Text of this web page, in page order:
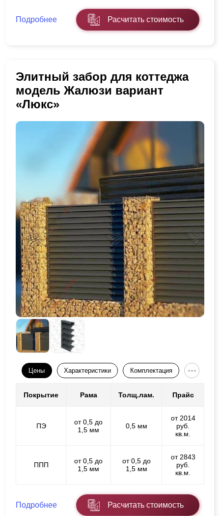
Подробнее Расчитать стоимость
Элитный забор для коттеджа
модель Жалюзи вариант
«Люкс»
Цены Характеристики Комплектация
Покрытие Рама Толщ.лам. Прайс
ПЭ
от 0,5 до
1,5 мм
0,5 мм
от 2014
руб.
кв.м.
ППП
от 0,5 до
1,5 мм
от 0,5 до
1,5 мм
от 2843
руб.
кв.м.
Подробнее Расчитать стоимость